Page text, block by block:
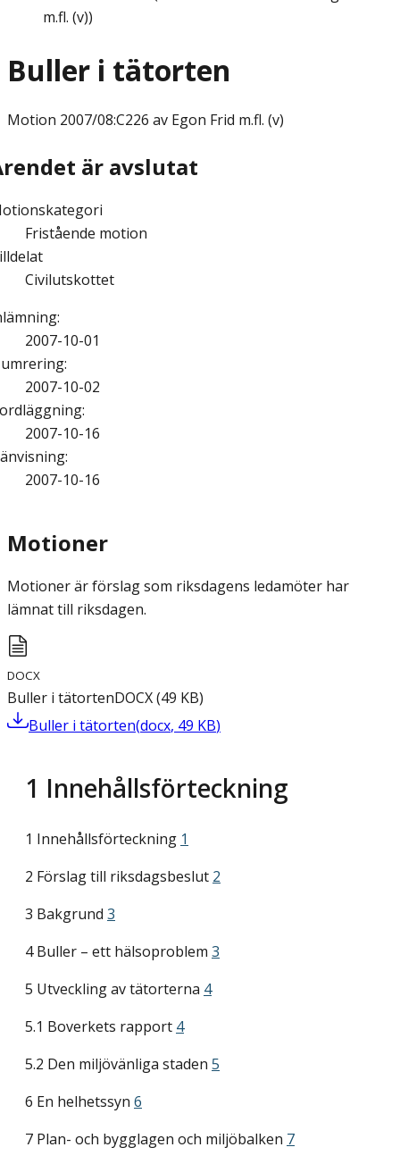
m.fl. (v))
Buller i tätorten
Motion 2007/08:C226 av Egon Frid m.fl. (v)
är avslutat
Fristående motion
Civilutskottet
:
2007-10-01
:
2007-10-02
:
2007-10-16
:
2007-10-16
Motioner
Motioner är förslag som riksdagens ledamöter har
lämnat till riksdagen.
DOCX
Buller i tätortenDOCX(49 KB)
Buller i tätorten(docx, 49 KB)
1 Innehållsförteckning
1 Innehållsförteckning 1
2 Förslag till riksdagsbeslut 2
3 Bakgrund 3
4 Buller – ett hälsoproblem 3
5 Utveckling av tätorterna 4
5.1 Boverkets rapport 4
5.2 Den miljövänliga staden 5
6 En helhetssyn 6
7 Plan- och bygglagen och miljöbalken 7